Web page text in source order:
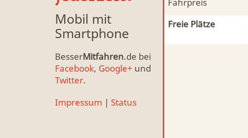
Mobil mit
Smartphone
BesserMitfahren.de bei
Facebook, Google+ und
Twitter.
Impressum | Status
Freie Plätze